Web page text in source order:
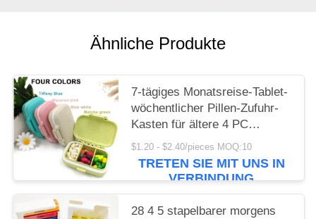
Ähnliche Produkte
7-tägiges Monatsreise-Tablet-
wöchentlicher Pillen-Zufuhr-
Kasten für ältere 4 PC
Rechtssachen 3 entfernbar
$1.20 - $2.40/pieces MOQ:10
TRETEN SIE MIT UNS IN
VERBINDUNG
28 4 5 stapelbarer morgens